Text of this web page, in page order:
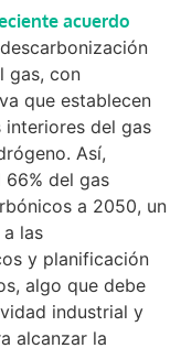
acuerdo
gas, con
que establecen
interiores del gas
Así,
66% del gas
a 2050, un
las
y planificación
algo que debe
industrial y
alcanzar la